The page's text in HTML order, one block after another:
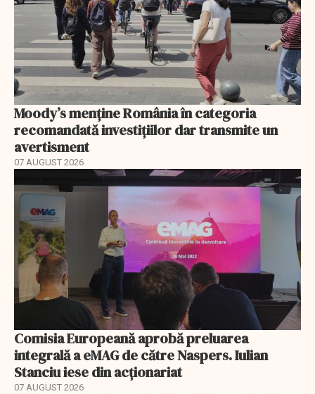
Moody’s menține România în categoria
recomandată investițiilor dar transmite un
avertisment
07 AUGUST 2026
Comisia Europeană aprobă preluarea
integrală a eMAG de către Naspers. Iulian
Stanciu iese din acționariat
07 AUGUST 2026